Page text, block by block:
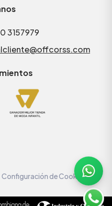
3157979
Configuración de Cookies